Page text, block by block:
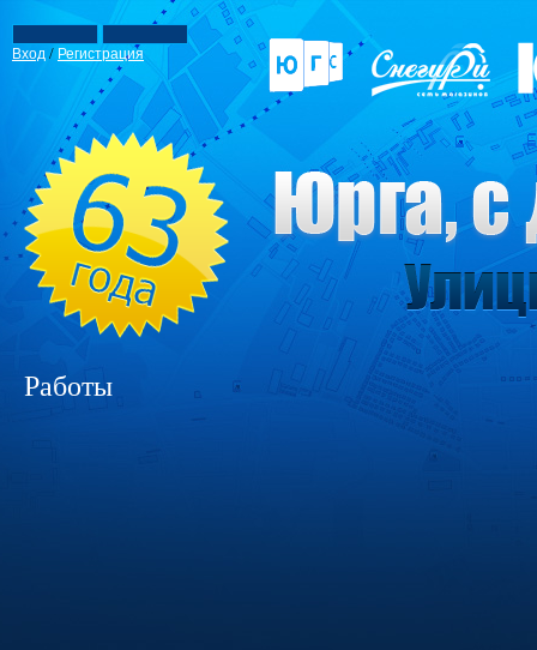
Вход / Регистрация
Работы